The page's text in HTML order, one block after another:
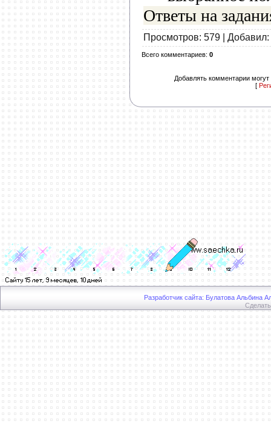
Ответы на
Просмотров: 579 | Добавил:
Всего комментариев: 0
Добавлять комментарии могут
[
Разработчик сайта: Булатова Альбина